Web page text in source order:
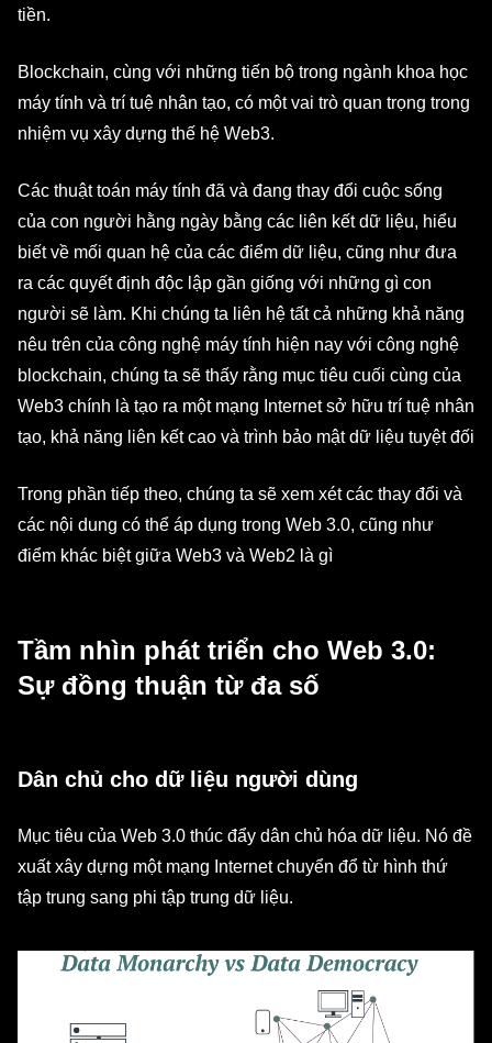
tiền.
Blockchain, cùng với những tiến bộ trong ngành khoa học
máy tính và trí tuệ nhân tạo, có một vai trò quan trọng trong
nhiệm vụ xây dựng thế hệ Web3.
Các thuật toán máy tính đã và đang thay đổi cuộc sống
của con người hằng ngày bằng các liên kết dữ liệu, hiểu
biết về mối quan hệ của các điểm dữ liệu, cũng như đưa
ra các quyết định độc lập gần giống với những gì con
người sẽ làm. Khi chúng ta liên hệ tất cả những khả năng
nêu trên của công nghệ máy tính hiện nay với công nghệ
blockchain, chúng ta sẽ thấy rằng mục tiêu cuối cùng của
Web3 chính là tạo ra một mạng Internet sở hữu trí tuệ nhân
tạo, khả năng liên kết cao và trình bảo mật dữ liệu tuyệt đối
Trong phần tiếp theo, chúng ta sẽ xem xét các thay đổi và
các nội dung có thể áp dụng trong Web 3.0, cũng như
điểm khác biệt giữa Web3 và Web2 là gì
Tầm nhìn phát triển cho Web 3.0:
Sự đồng thuận từ đa số
Dân chủ cho dữ liệu người dùng
Mục tiêu của Web 3.0 thúc đẩy dân chủ hóa dữ liệu. Nó đề
xuất xây dựng một mạng Internet chuyển đổ từ hình thứ
tập trung sang phi tập trung dữ liệu.